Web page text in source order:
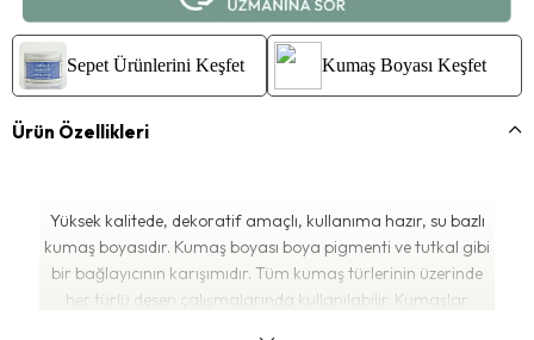
Sepet Ürünlerini Keşfet Kumaş Boyası Keşfet
Ürün Özellikleri
Yüksek kalitede, dekoratif amaçlı, kullanıma hazır, su bazlı
kumaş boyasıdır. Kumaş boyası boya pigmenti ve tutkal gibi
bir bağlayıcının karışımıdır. Tüm kumaş türlerinin üzerinde
her türlü desen çalışmalarında kullanılabilir. Kumaşlar